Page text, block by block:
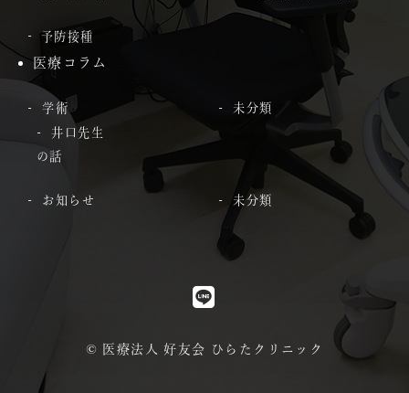
予防接種
医療コラム
学術
井口先生
の話
未分類
お知らせ 未分類
© 医療法人 好友会 ひらたクリニック